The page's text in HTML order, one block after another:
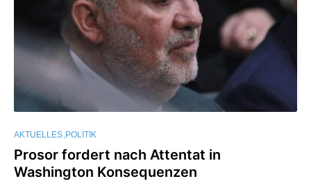
AKTUELLES POLITIK
Prosor fordert nach Attentat in
Washington Konsequenzen